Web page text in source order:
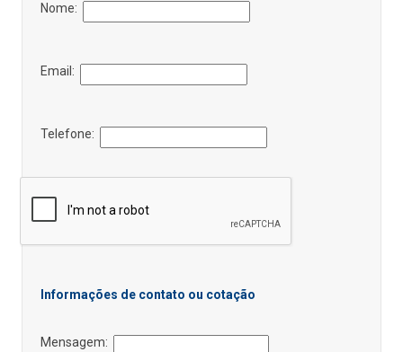
Nome:
Email:
Telefone:
Informações de contato ou cotação
Mensagem: